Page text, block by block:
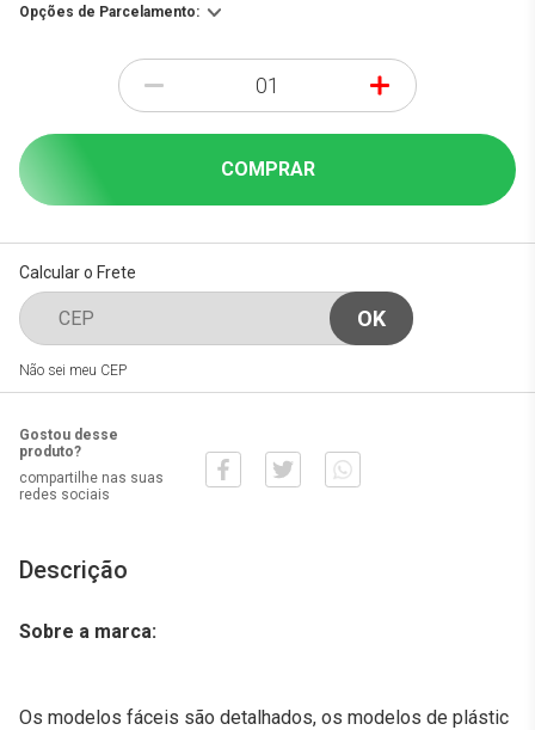
Opções de Parcelamento:
- +
COMPRAR
Calcular o Frete
Não sei meu CEP
Gostou desse
produto?
compartilhe nas suas
redes sociais
Descrição
Sobre a marca:
Os modelos fáceis são detalhados, os modelos de plástic